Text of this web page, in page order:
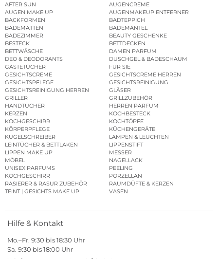
AFTER SUN
AUGENCREME
AUGEN MAKE UP
AUGENMAKEUP ENTFERNER
BACKFORMEN
BADTEPPICH
BADEMATTEN
BADEMÄNTEL
BADEZIMMER
BEAUTY GESCHENKE
BESTECK
BETTDECKEN
BETTWÄSCHE
DAMEN PARFUM
DEO & DEODORANTS
DUSCHGEL & BADESCHAUM
GÄSTETÜCHER
FÜR SIE
GESICHTSCREME
GESICHTSCREME HERREN
GESICHTSPFLEGE
GESICHTSREINIGUNG
GESICHTSREINIGUNG HERREN
GLÄSER
GRILLER
GRILLZUBEHÖR
HANDTÜCHER
HERREN PARFUM
KERZEN
KOCHBESTECK
KOCHGESCHIRR
KOCHTÖPFE
KÖRPERPFLEGE
KÜCHENGERÄTE
KUGELSCHREIBER
LAMPEN & LEUCHTEN
LEINTÜCHER & BETTLAKEN
LIPPENSTIFT
LIPPEN MAKE UP
MESSER
MÖBEL
NAGELLACK
UNISEX PARFUMS
PEELING
KOCHGESCHIRR
PORZELLAN
RASIERER & RASUR ZUBEHÖR
RAUMDÜFTE & KERZEN
TEINT | GESICHTS MAKE UP
VASEN
Hilfe & Kontakt
Mo.–Fr. 9:30 bis 18:30 Uhr
Sa. 9:30 bis 18:00 Uhr